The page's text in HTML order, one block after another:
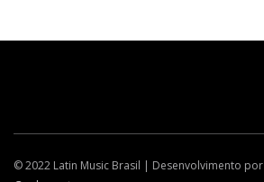
© 2022 Latin Music Brasil | Desenvolvimento por